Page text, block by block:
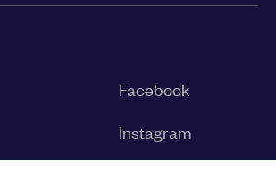
Facebook
Instagram